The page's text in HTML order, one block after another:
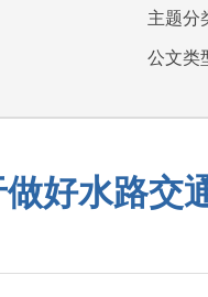
主题分
公文类
好水路交